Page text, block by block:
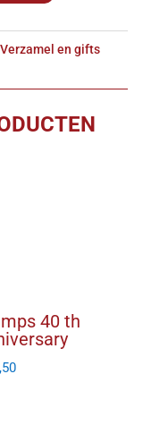
Verzamel en gifts
40 th